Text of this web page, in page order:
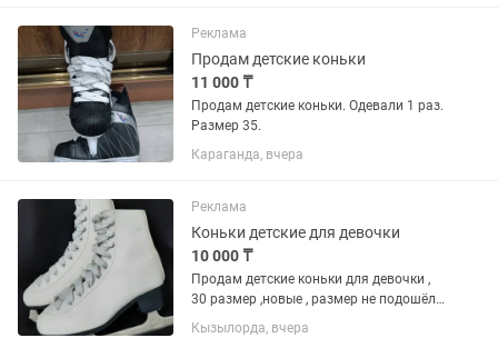
Реклама
Продам детские коньки
11 000 ₸
Продам детские коньки. Одевали 1 раз.
Размер 35.
Караганда, вчера
Реклама
Коньки детские для девочки
10 000 ₸
Продам детские коньки для девочки ,
30 размер ,новые , размер не подошёл ,
Подойдёт для девочки от 4 до 6 лет .
Покупали за 19000 тыс , продам за 10
Кызылорда, вчера